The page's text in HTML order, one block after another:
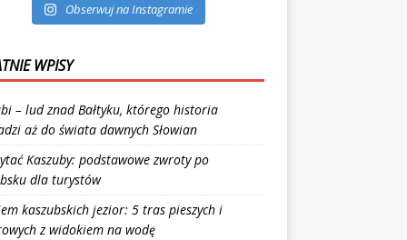
Obserwuj na Instagramie
WPISY
– lud znad Bałtyku, którego historia
aż do świata dawnych Słowian
Kaszuby: podstawowe zwroty po
dla turystów
kaszubskich jezior: 5 tras pieszych i
z widokiem na wodę